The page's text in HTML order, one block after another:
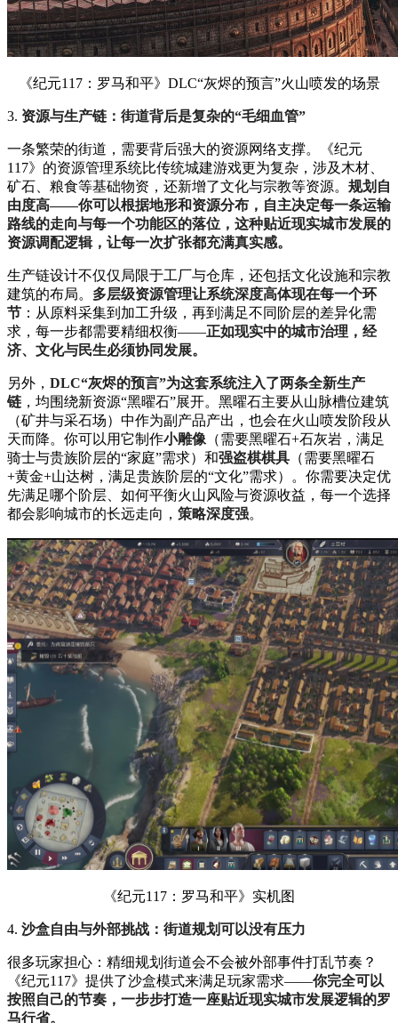
《纪元117：罗马和平》DLC“灰烬的预言”火山喷发的场景
3. 资源与生产链：街道背后是复杂的“毛细血管”
一条繁荣的街道，需要背后强大的资源网络支撑。《纪元
117》的资源管理系统比传统城建游戏更为复杂，涉及木材、
矿石、粮食等基础物资，还新增了文化与宗教等资源。 规划自
由度高——你可以根据地形和资源分布，自主决定每一条运输
路线的走向与每一个功能区的落位，这种贴近现实城市发展的
资源调配逻辑，让每一次扩张都充满真实感。
生产链设计不仅仅局限于工厂与仓库，还包括文化设施和宗教
建筑的布局。 多层级资源管理让系统深度高体现在每一个环
节 ：从原料采集到加工升级，再到满足不同阶层的差异化需
求，每一步都需要精细权衡——正如现实中的城市治理，经
济、文化与民生必须协同发展。
另外， DLC“灰烬的预言”为这套系统注入了两条全新生产
链 ，均围绕新资源“黑曜石”展开。黑曜石主要从山脉槽位建筑
（矿井与采石场）中作为副产品产出，也会在火山喷发阶段从
天而降。你可以用它制作小雕像 （需要黑曜石+石灰岩，满足
骑士与贵族阶层的“家庭”需求）和强盗棋棋具 （需要黑曜石
+黄金+山达树，满足贵族阶层的“文化”需求）。你需要决定优
先满足哪个阶层、如何平衡火山风险与资源收益，每一个选择
都会影响城市的长远走向， 策略深度强。
《纪元117：罗马和平》实机图
4. 沙盒自由与外部挑战：街道规划可以没有压力
很多玩家担心：精细规划街道会不会被外部事件打乱节奏？
《纪元117》提供了沙盒模式来满足玩家需求——你完全可以
按照自己的节奏，一步步打造一座贴近现实城市发展逻辑的罗
马行省。